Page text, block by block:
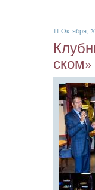
11 Октября,
ском»